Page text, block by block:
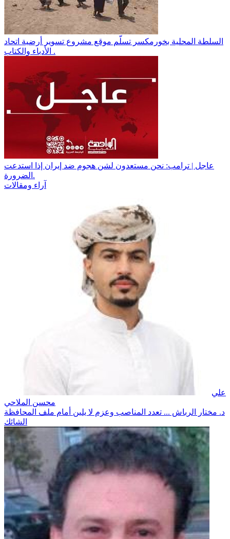
السلطة المحلية بخورمكسر تسلّم موقع مشروع تسوير أرضية اتحاد
الأدباء والكتاب .
عاجل | ترامب: نحن مستعدون لشن هجوم ضد إيران إذا استدعت
الضرورة.
آراء ومقالات
علي
محسن الملاحي
د. مختار الرباش ... تعدد المناصب وعزم لا يلين أمام ملف المحافظة
الشائك